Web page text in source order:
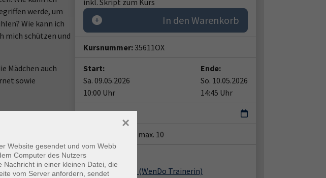
werde, um
Wie kann ich
mich schützen und
Mädchen auch
sowie
inkl. Skript zum Kurs
In den Warenkorb
Kursnummer: 35611OX
Start:
Sa. 09.05.2026
10:00 Uhr
Ende:
So. 10.05.2026
14:45 Uhr
2-mal
min. 6 / max. 10
Dozent*in:
Leonhard, Silke (WenDo Trainerin)
Website gesendet und vom Webb
Computer des Nutzers
in einer kleinen Datei, die
vom Server anfordern, sendet
×